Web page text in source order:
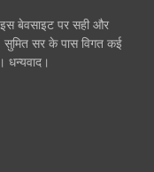
बेवसाइट पर सही और
सुमित सर के पास विगत कई